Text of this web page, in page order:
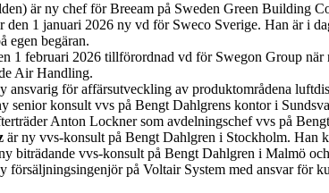
är ny chef för Breeam på Sweden Green Building
den 1 januari 2026 ny vd för Sweco Sverige. Han är i
egen begäran.
1 februari 2026 tillförordnad vd för Swegon Group
Air Handling.
ansvarig för affärsutveckling av produktområdena
senior konsult vvs på Bengt Dahlgrens kontor i
Anton Lockner som avdelningschef vvs på
är ny vvs-konsult på Bengt Dahlgren i Stockholm. Han
biträdande vvs-konsult på Bengt Dahlgren i Malmö
försäljningsingenjör på Voltair System med ansvar för